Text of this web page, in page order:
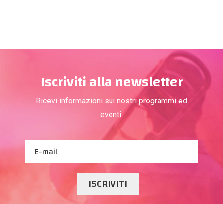
Iscriviti alla newsletter
Ricevi informazioni sui nostri programmi ed
eventi.
ISCRIVITI